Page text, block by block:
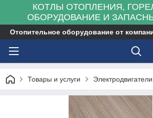
КОТЛЫ ОТОПЛЕНИЯ,
ОБОРУДОВАНИЕ И
Отопительное оборудование от
Товары и услуги